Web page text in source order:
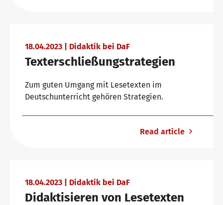
Verification of telc certificates
The future speaks telc
Contact
18.04.2023 | Didaktik bei DaF
Texterschließungstrategien
Zum guten Umgang mit Lesetexten im
Deutschunterricht gehören Strategien.
Read article
18.04.2023 | Didaktik bei DaF
Didaktisieren von Lesetexten